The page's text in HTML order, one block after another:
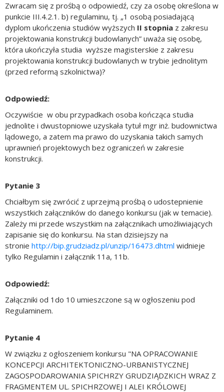
Zwracam się z prośbą o odpowiedź, czy za osobę określona w
punkcie III.4.2.1. b) regulaminu, tj. „1 osobą posiadającą
dyplom ukończenia studiów wyższych II stopnia z zakresu
projektowania konstrukcji budowlanych” uważa się osobę,
która ukończyła studia wyższe magisterskie z zakresu
projektowania konstrukcji budowlanych w trybie jednolitym
(przed reformą szkolnictwa)?
Odpowiedź:
Oczywiście w obu przypadkach osoba kończąca studia
jednolite i dwustopniowe uzyskała tytuł mgr inż. budownictwa
lądowego, a zatem ma prawo do uzyskania takich samych
uprawnień projektowych bez ograniczeń w zakresie
konstrukcji.
Pytanie 3
Chciałbym się zwrócić z uprzejmą prośbą o udostepnienie
wszystkich załączników do danego konkursu (jak w temacie).
Zależy mi przede wszystkim na załącznikach umożliwiających
zapisanie się do konkursu. Na stan dzisiejszy na
stronie http://bip.grudziadz.pl/unzip/16473.dhtml widnieje
tylko Regulamin i załącznik 11a, 11b.
Odpowiedź:
Załączniki od 1do 10 umieszczone są w ogłoszeniu pod
Regulaminem.
Pytanie 4
W związku z ogłoszeniem konkursu "NA OPRACOWANIE
KONCEPCJI ARCHITEKTONICZNO-URBANISTYCZNEJ
ZAGOSPODAROWANIA SPICHRZY GRUDZIĄDZKICH WRAZ Z
FRAGMENTEM UL. SPICHRZOWEJ I ALEI KRÓLOWEJ